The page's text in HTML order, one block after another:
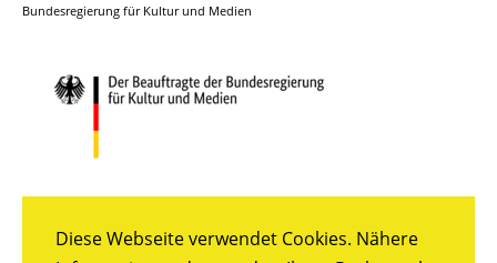
Diese Webseite verwendet Cookies. Nähere
Bundesregierung für Kultur und Medien